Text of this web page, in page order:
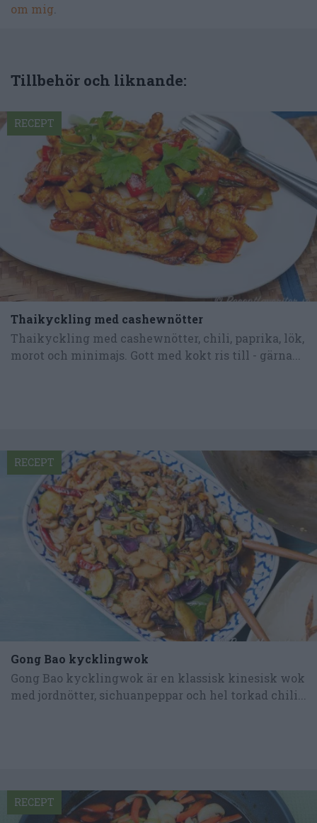
om mig
Tillbehör och liknande:
Thaikyckling med cashewnötter
Thaikyckling med cashewnötter, chili, paprika, lök,
morot och minimajs. Gott med kokt ris till - gärna...
RECEPT
Gong Bao kycklingwok
Gong Bao kycklingwok är en klassisk kinesisk wok
med jordnötter, sichuanpeppar och hel torkad chili...
RECEPT
RECEPT